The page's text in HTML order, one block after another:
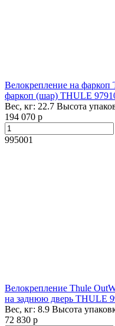
Велокрепление на фаркоп
фаркоп (шар) THULE
Вес, кг: 22.7 Высота
194 070 р
995001
Велокрепление Thule
на заднюю дверь THULE
Вес, кг: 8.9 Высота
72 830 р